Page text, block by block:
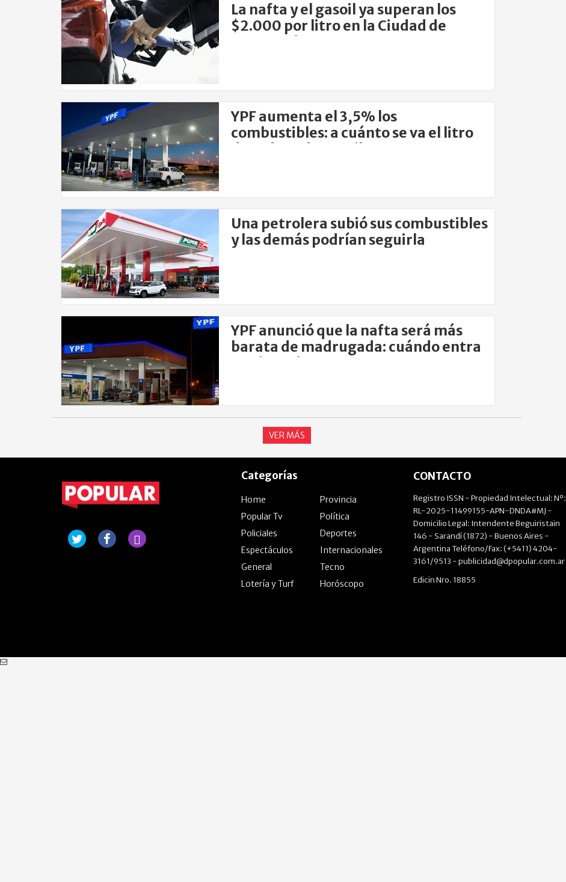
La nafta y el gasoil ya superan los
$2.000 por litro en la Ciudad de
Buenos Aires
YPF aumenta el 3,5% los
combustibles: a cuánto se va el litro
de nafta y de gasoil
Una petrolera subió sus combustibles
y las demás podrían seguirla
YPF anunció que la nafta será más
barata de madrugada: cuándo entra
en vigencia
VER MÁS
Categorías
Home
Provincia
Popular Tv
Política
Policiales
Deportes
Espectáculos
Internacionales
General
Tecno
Lotería y Turf
Horóscopo
CONTACTO
Registro ISSN - Propiedad Intelectual: Nº:
RL-2025-11499155-APN-DNDA#MJ -
Domicilio Legal: Intendente Beguiristain
146 - Sarandí (1872) - Buenos Aires -
Argentina Teléfono/Fax: (+5411) 4204-
3161/9513 -publicidad@dpopular.com.ar
Edicin Nro. 18855